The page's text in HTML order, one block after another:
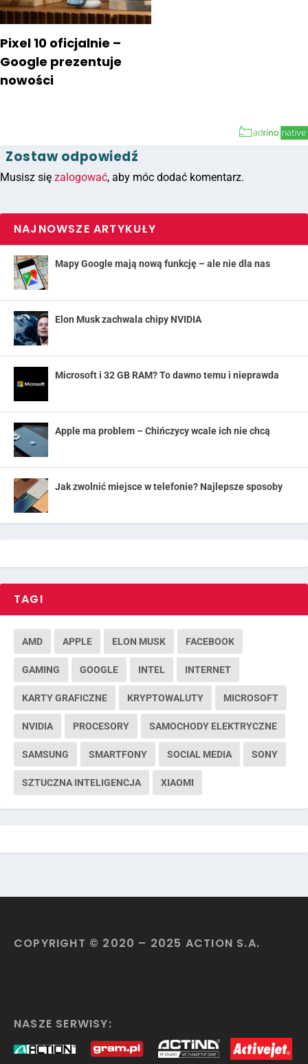
Pixel 10 oficjalnie –
Google prezentuje
nowości
Zostaw odpowiedź
Musisz się zalogować, aby móc dodać komentarz.
NAJNOWSZE ARTYKUŁY
Mapy Google mają nową funkcję – ale nie dla nas
Elon Musk zachwala chipy NVIDIA
Microsoft i 32 GB RAM? To dawno temu i nieprawda
Apple ma problem – Chińczycy wcale ich nie chcą
Jak zwolnić miejsce w telefonie? Najlepsze sposoby
TAGI
AMD APPLE ELON MUSK FACEBOOK
GAMING GOOGLE INTEL INTERNET
KARTY GRAFICZNE KRYPTOWALUTY MICROSOFT
NVIDIA PROCESORY SAMOCHODY ELEKTRYCZNE
SAMSUNG SMARTFONY SOCIAL MEDIA SONY
SZTUCZNA INTELIGENCJA XIAOMI
COPYRIGHT © 2020 – 2025 ACTION S.A.
NASZE SERWISY: